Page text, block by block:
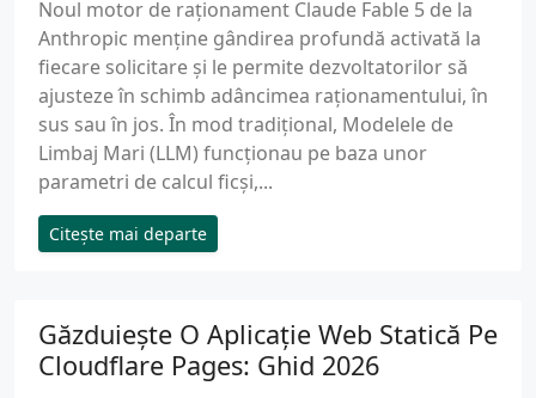
Noul motor de raționament Claude Fable 5 de la
Anthropic menține gândirea profundă activată la
fiecare solicitare și le permite dezvoltatorilor să
ajusteze în schimb adâncimea raționamentului, în
sus sau în jos. În mod tradițional, Modelele de
Limbaj Mari (LLM) funcționau pe baza unor
parametri de calcul ficși,...
Citește mai departe
Găzduiește O Aplicație Web Statică Pe
Cloudflare Pages: Ghid 2026